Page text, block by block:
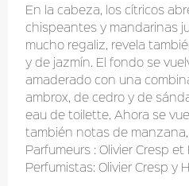
En la cabeza, los cítricos
chispeantes y mandarinas
mucho regaliz, revela
y de jazmín. El fondo se
amaderado con una
ambrox, de cedro y de
eau de toilette. Ahora se
también notas de
Parfumeurs : Olivier Cresp
Perfumistas: Olivier Cresp y